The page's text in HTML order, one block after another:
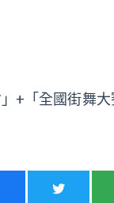
+「全國街舞大